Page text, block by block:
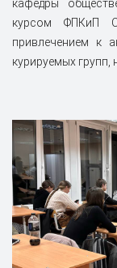
кафедры
курсом ФПКиП
привлечением к
курируемых групп,